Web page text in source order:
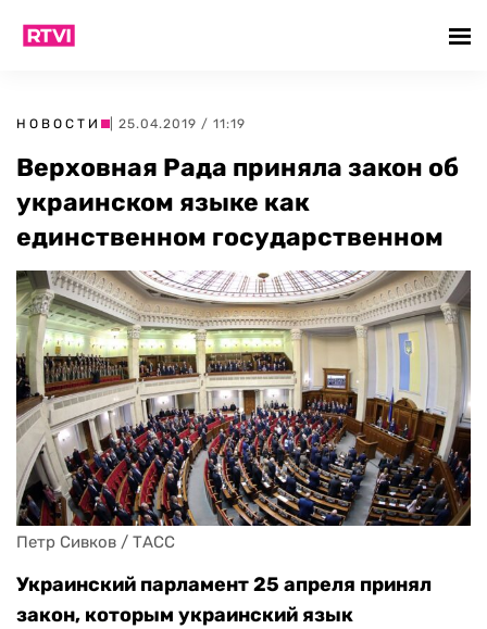
НОВОСТИ | 25.04.2019 / 11:19
Верховная Рада приняла закон об
украинском языке как
единственном государственном
Петр Сивков / ТАСС
Украинский парламент 25 апреля принял
закон, которым украинский язык